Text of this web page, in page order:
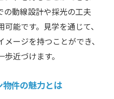
古物件リノベーション
の動線設計や採光の工夫
能です。見学を通じて、
ージを持つことができ、
近づけます。
件の魅力とは